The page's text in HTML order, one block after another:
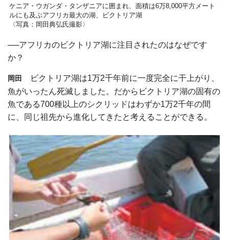
ケニア・ウガンダ・タンザニアに囲まれ、面積は6万8,000平方メート
ルにも及ぶアフリカ最大の湖、ビクトリア湖
〈写真：岡田典弘氏撮影〉
──アフリカのビクトリア湖に注目されたのはなぜです
か？
岡田
ビクトリア湖は1万2千年前に一度完全に干上がり、
魚がいったん死滅しました。だからビクトリア湖の固有の
魚である700種以上のシクリッドはわずか1万2千年の間
に、同じ祖先から進化してきたと考えることができる。